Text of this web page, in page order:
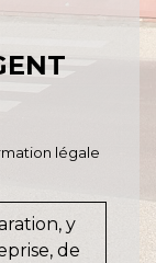
légale
y
de